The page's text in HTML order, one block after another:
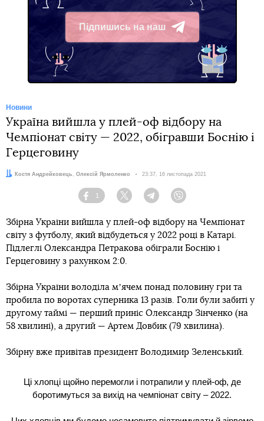
Підпишись на наш
Telegram
Новини
Україна вийшла у плей-оф відбору на
Чемпіонат світу — 2022, обігравши Боснію і
Герцеговину
Автори:
Костя Андрейковець , Олексій Ярмоленко Дата:
23:37, 16 листопада 2021
Facebook
1
Twitter TelegramViber
Збірна України вийшла у плей-оф відбору на Чемпіонат
світу з футболу, який відбудеться у 2022 році в Катарі.
Підлеглі Олександра Петракова обіграли Боснію і
Герцеговину з рахунком 2:0.
Збірна України володіла мʼячем понад половину гри та
пробила по воротах суперника 13 разів. Голи були забиті у
другому таймі — перший приніс Олександр Зінченко (на
58 хвилині), а другий — Артем Довбик (79 хвилина).
Збірну вже привітав президент Володимир Зеленський.
Ці хлопці щойно перемогли і потрапили у плей-оф, де
боротимуться за вихід на чемпіонат світу – 2022.